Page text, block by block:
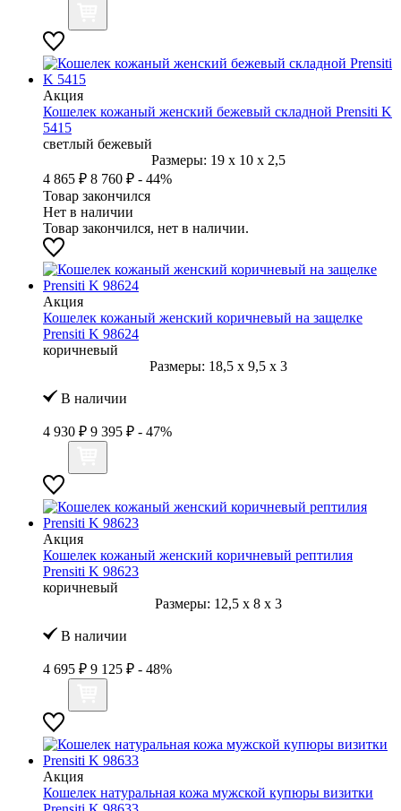
Акция
Кошелек кожаный женский бежевый складной Prensiti K
5415
светлый бежевый
Размеры: 19 x 10 x 2,5
4 865 ₽ 8 760 ₽ - 44%
Товар закончился
Нет в наличии
Товар закончился, нет в наличии.
Акция
Кошелек кожаный женский коричневый на защелке
Prensiti K 98624
коричневый
Размеры: 18,5 x 9,5 x 3
В наличии
4 930 ₽ 9 395 ₽ - 47%
Акция
Кошелек кожаный женский коричневый рептилия
Prensiti K 98623
коричневый
Размеры: 12,5 x 8 x 3
В наличии
4 695 ₽ 9 125 ₽ - 48%
Акция
Кошелек натуральная кожа мужской купюры визитки